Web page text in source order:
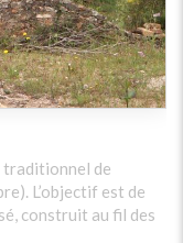
de
L’objectif est de
construit au fil des